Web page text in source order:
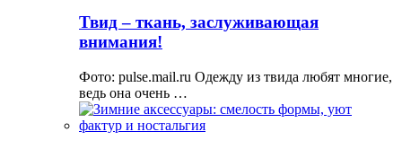
Твид – ткань, заслуживающая
внимания!
Фото: pulse.mail.ru Одежду из твида любят многие,
ведь она очень …